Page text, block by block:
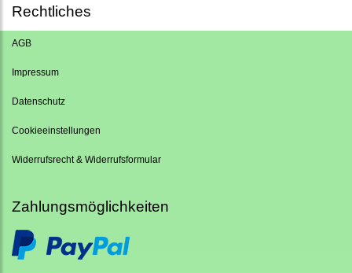
Rechtliches
AGB
Impressum
Datenschutz
Cookieeinstellungen
Widerrufsrecht & Widerrufsformular
Zahlungsmöglichkeiten